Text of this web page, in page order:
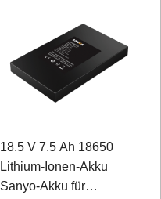
18.5 V 7.5 Ah 18650
Lithium-Ionen-Akku
Sanyo-Akku für